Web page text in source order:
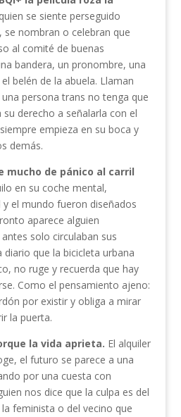
se siente perseguido
nombran o celebran que
al comité de buenas
bandera, un pronombre, una
belén de la abuela. Llaman
persona trans no tenga que
derecho a señalarla con el
empieza en su boca y
demás.
mucho de pánico al carril
en su coche mental,
y el mundo fueron diseñados
aparece alguien
solo circulaban sus
diario que la bicicleta urbana
no ruge y recuerda que hay
Como el pensamiento ajeno:
por existir y obliga a mirar
la puerta.
la vida aprieta. El alquiler
el futuro se parece a una
por una cuesta con
nos dice que la culpa es del
feminista o del vecino que